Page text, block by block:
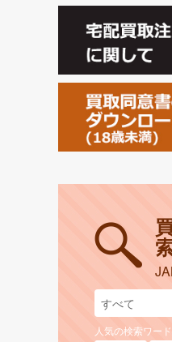
人気の検索ワード